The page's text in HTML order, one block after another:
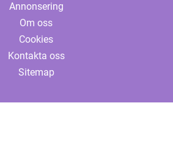
Annonsering
Om oss
Cookies
Kontakta oss
Sitemap